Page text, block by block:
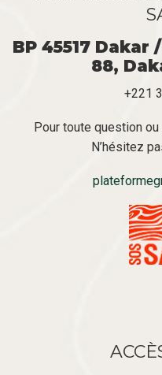
BP 45517 Dakar
88,
+221
Pour toute question
N’hésitez